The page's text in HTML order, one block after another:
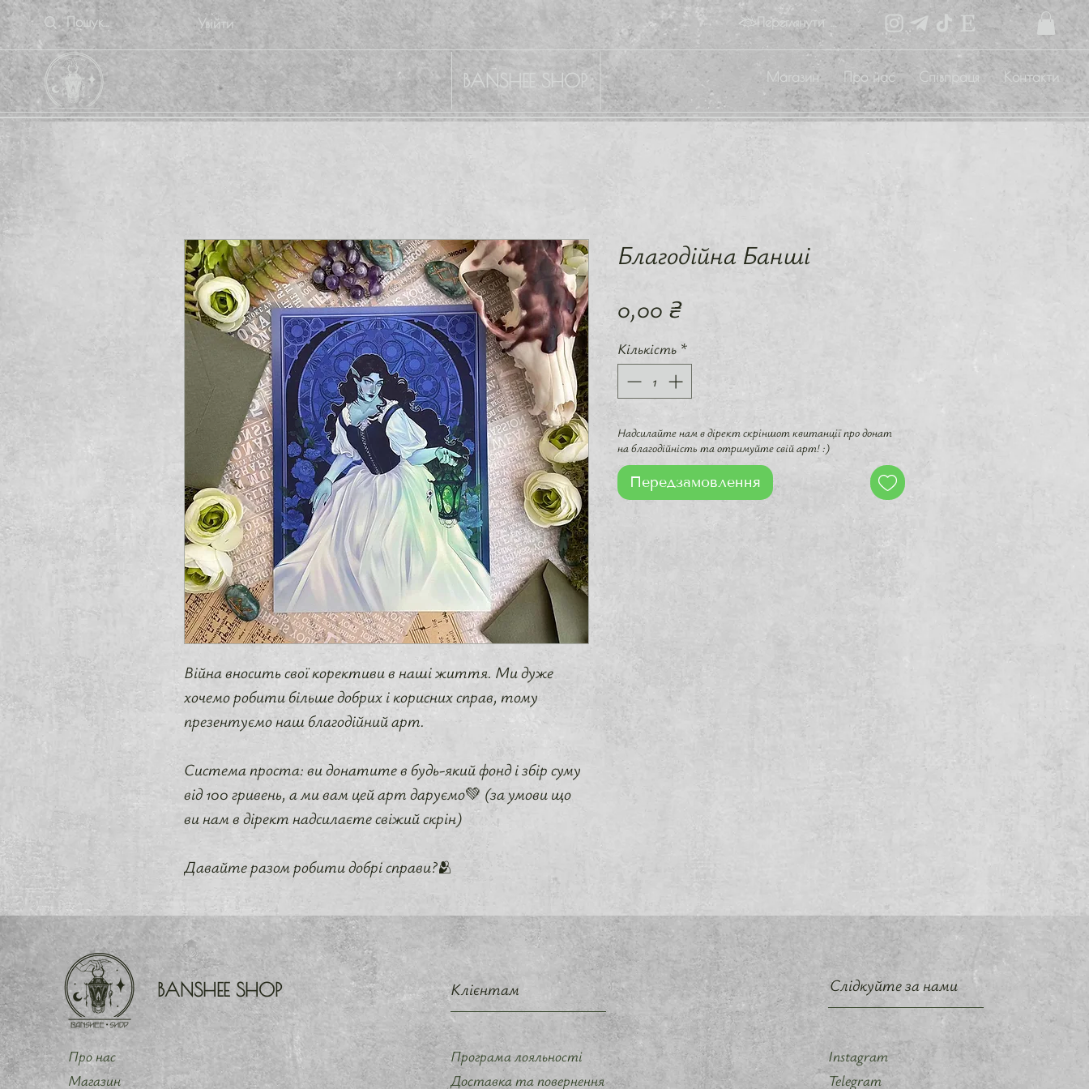
Магазин Про нас Співпраця Контакти
Увійти Переглянути бали
BANSHEE SHOP
Війна вносить свої корективи в наші життя. Ми дуже
хочемо робити більше добрих і корисних справ, тому
презентуємо наш благодійний арт.
Система проста: ви донатите в будь-який фонд і збір суму
від 100 гривень, а ми вам цей арт даруємо💚 (за умови що
ви нам в дірект надсилаєте свіжий скрін)
Давайте разом робити добрі справи?🫂
Благодійна Банші
0,00 ₴Ціна
Кількість *
Надсилайте нам в дірект скріншот квитанції про донат
на благодійність та отримуйте свій арт! :)
Передзамовлення
BANSHEE SHOP
Про нас
Магазин
Клієнтам
Програма лояльності
Доставка та повернення
Слідкуйте за нами
Instagram
Telegram